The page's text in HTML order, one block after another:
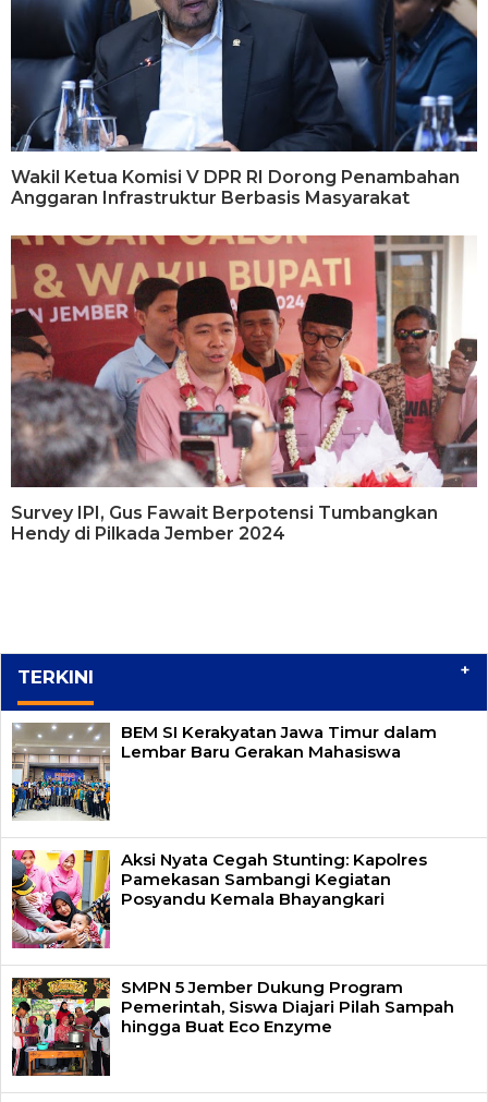
Wakil Ketua Komisi V DPR RI Dorong Penambahan
Anggaran Infrastruktur Berbasis Masyarakat
Survey IPI, Gus Fawait Berpotensi Tumbangkan
Hendy di Pilkada Jember 2024
TERKINI +
BEM SI Kerakyatan Jawa Timur dalam
Lembar Baru Gerakan Mahasiswa
Aksi Nyata Cegah Stunting: Kapolres
Pamekasan Sambangi Kegiatan
Posyandu Kemala Bhayangkari
SMPN 5 Jember Dukung Program
Pemerintah, Siswa Diajari Pilah Sampah
hingga Buat Eco Enzyme